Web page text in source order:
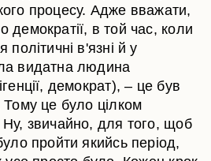
процесу. Адже вважати,
в той час, коли
політичні в'язні й у
видатна людина
демократ), – це був
це було цілком
звичайно, для того, щоб
пройти якийсь період,